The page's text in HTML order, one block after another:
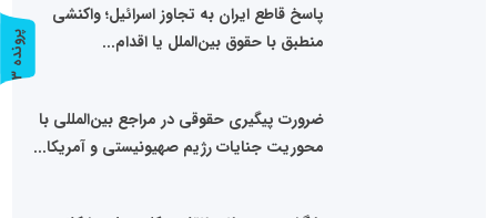
پاسخ قاطع ایران به تجاوز اسرائیل؛ واکنشی
منطبق با حقوق بین‌الملل یا اقدام...
ضرورت پیگیری حقوقی در مراجع بین‌المللی با
محوریت جنایات رژیم صهیونیستی و آمریکا...
پ
ر
و
ن
د
ه
3